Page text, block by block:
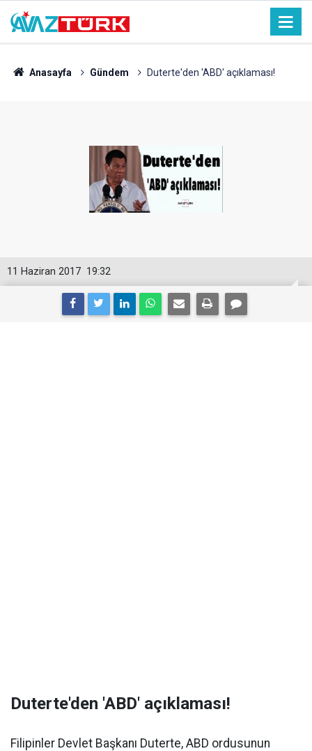
Anasayfa Gündem Duterte'den 'ABD' açıklaması!
19:32
11 Haziran 2017
Duterte'den 'ABD' açıklaması!
Filipinler Devlet Başkanı Duterte, ABD ordusunun